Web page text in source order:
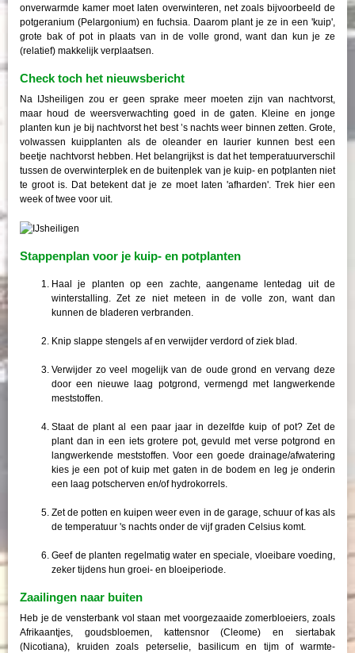
onverwarmde kamer moet laten overwinteren, net zoals bijvoorbeeld de
potgeranium (Pelargonium) en fuchsia. Daarom plant je ze in een 'kuip',
grote bak of pot in plaats van in de volle grond, want dan kun je ze
(relatief) makkelijk verplaatsen.
Check toch het nieuwsbericht
Na IJsheiligen zou er geen sprake meer moeten zijn van nachtvorst,
maar houd de weersverwachting goed in de gaten. Kleine en jonge
planten kun je bij nachtvorst het best ’s nachts weer binnen zetten. Grote,
volwassen kuipplanten als de oleander en laurier kunnen best een
beetje nachtvorst hebben. Het belangrijkst is dat het temperatuurverschil
tussen de overwinterplek en de buitenplek van je kuip- en potplanten niet
te groot is. Dat betekent dat je ze moet laten 'afharden'. Trek hier een
week of twee voor uit.
Stappenplan voor je kuip- en potplanten
Haal je planten op een zachte, aangename lentedag uit de
winterstalling. Zet ze niet meteen in de volle zon, want dan
kunnen de bladeren verbranden.
Knip slappe stengels af en verwijder verdord of ziek blad.
Verwijder zo veel mogelijk van de oude grond en vervang deze
door een nieuwe laag potgrond, vermengd met langwerkende
meststoffen.
Staat de plant al een paar jaar in dezelfde kuip of pot? Zet de
plant dan in een iets grotere pot, gevuld met verse potgrond en
langwerkende meststoffen. Voor een goede drainage/afwatering
kies je een pot of kuip met gaten in de bodem en leg je onderin
een laag potscherven en/of hydrokorrels.
Zet de potten en kuipen weer even in de garage, schuur of kas als
de temperatuur 's nachts onder de vijf graden Celsius komt.
Geef de planten regelmatig water en speciale, vloeibare voeding,
zeker tijdens hun groei- en bloeiperiode.
Zaailingen naar buiten
Heb je de vensterbank vol staan met voorgezaaide zomerbloeiers, zoals
Afrikaantjes, goudsbloemen, kattensnor (Cleome) en siertabak
(Nicotiana), kruiden zoals peterselie, basilicum en tijm of warmte-